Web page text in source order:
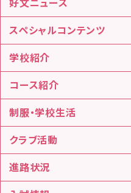
スペシャルコンテンツ
学校紹介
コース紹介
制服・学校生活
クラブ活動
進路状況